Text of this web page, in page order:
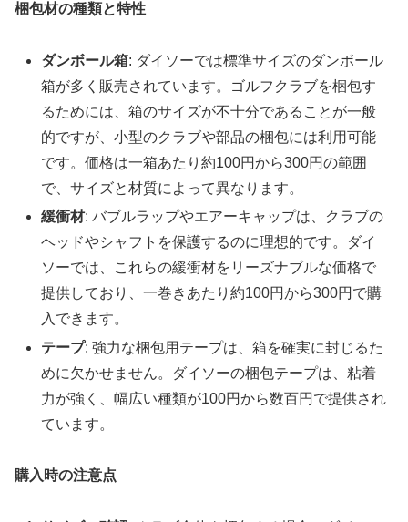
梱包材の種類と特性
ダンボール箱: ダイソーでは標準サイズのダンボール
箱が多く販売されています。ゴルフクラブを梱包す
るためには、箱のサイズが不十分であることが一般
的ですが、小型のクラブや部品の梱包には利用可能
です。価格は一箱あたり約100円から300円の範囲
で、サイズと材質によって異なります。
緩衝材: バブルラップやエアーキャップは、クラブの
ヘッドやシャフトを保護するのに理想的です。ダイ
ソーでは、これらの緩衝材をリーズナブルな価格で
提供しており、一巻きあたり約100円から300円で購
入できます。
テープ: 強力な梱包用テープは、箱を確実に封じるた
めに欠かせません。ダイソーの梱包テープは、粘着
力が強く、幅広い種類が100円から数百円で提供され
ています。
購入時の注意点